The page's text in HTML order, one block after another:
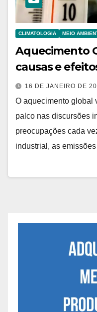
CLIMATOLOGIA MEIO
Aquecimento
causas e
16 DE JANEIRO DE
O aquecimento global
palco nas discursões
preocupações cada
industrial, as